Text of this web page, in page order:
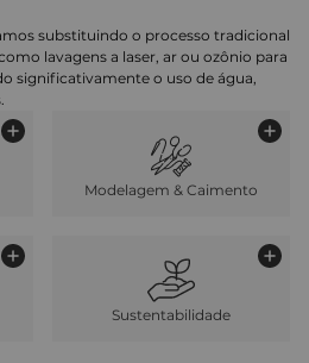
substituindo o processo tradicional
lavagens a laser, ar ou ozônio para
significativamente o uso de água,
Modelagem & Caimento
Sustentabilidade